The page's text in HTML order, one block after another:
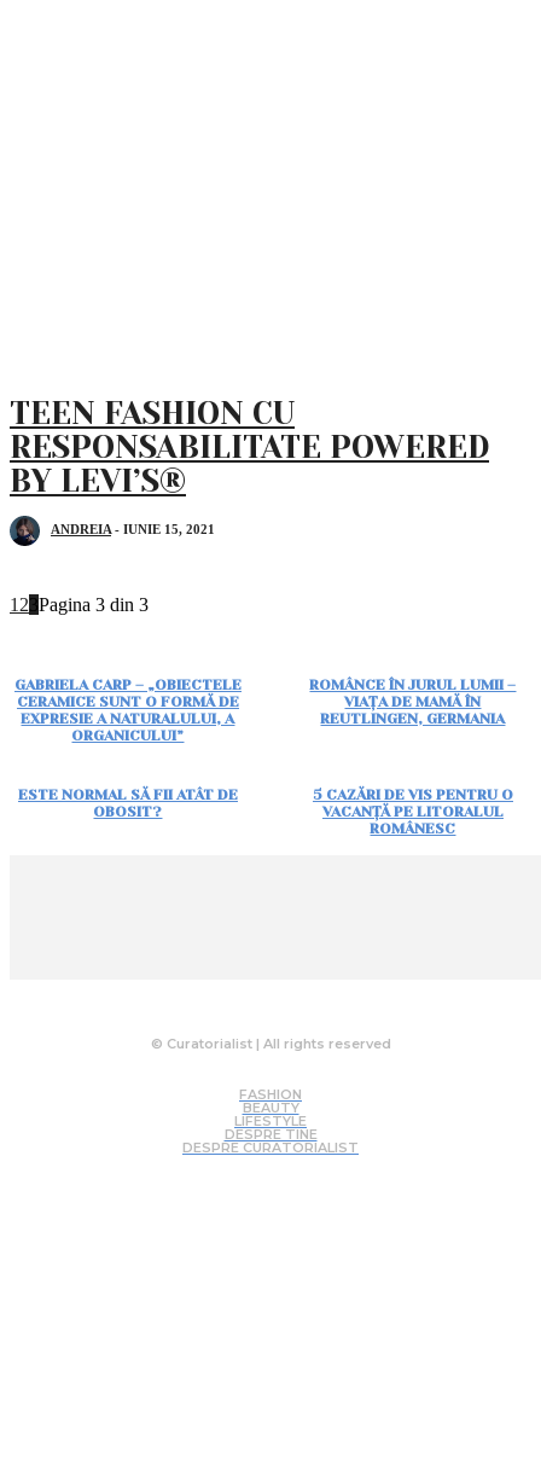
TEEN FASHION CU
RESPONSABILITATE POWERED
BY LEVI’S®
ANDREIA - IUNIE 15, 2021
1 23Pagina 3 din 3
GABRIELA CARP – „OBIECTELE
CERAMICE SUNT O FORMĂ DE
EXPRESIE A NATURALULUI, A
ORGANICULUI”
ROMÂNCE ÎN JURUL LUMII –
VIAȚA DE MAMĂ ÎN
REUTLINGEN, GERMANIA
ESTE NORMAL SĂ FII ATÂT DE
OBOSIT?
5 CAZĂRI DE VIS PENTRU O
VACANȚĂ PE LITORALUL
ROMÂNESC
© Curatorialist | All rights reserved
FASHION
BEAUTY
LIFESTYLE
DESPRE TINE
DESPRE CURATORIALIST